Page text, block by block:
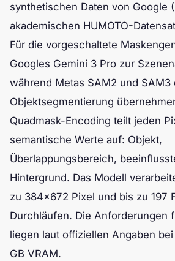
synthetischen Daten von Google
akademischen HUMOTO-
Für die vorgeschaltete
Googles Gemini 3 Pro zur
während Metas SAM2 und SAM3
Objektsegmentierung
Quadmask-Encoding teilt jeden
semantische Werte auf: Objekt,
Überlappungsbereich,
Hintergrund. Das Modell
zu 384×672 Pixel und bis zu 197
Durchläufen. Die Anforderungen
liegen laut offiziellen Angaben
GB VRAM.